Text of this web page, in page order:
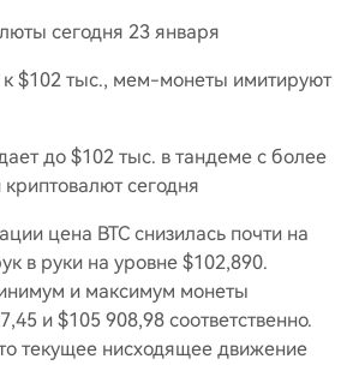
сегодня 23 января
к $102 тыс., мем-монеты имитируют
до $102 тыс. в тандеме с более
сегодня
цена BTC снизилась почти на
в руки на уровне $102,890.
и максимум монеты
и $105 908,98 соответственно.
текущее нисходящее движение